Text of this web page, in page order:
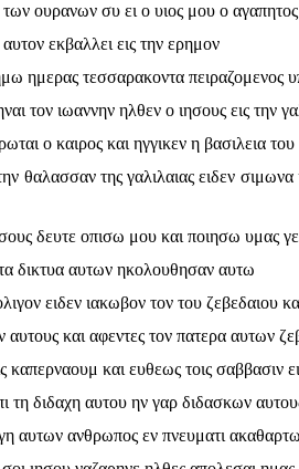
των ουρανων συ ει ο υιος μου ο
εκβαλλει εις την ερημον
ημερας τεσσαρακοντα πειραζομενος
τον ιωαννην ηλθεν ο ιησους εις την
ο καιρος και ηγγικεν η βασιλεια
θαλασσαν της γαλιλαιας ειδεν
δευτε οπισω μου και ποιησω υμας
δικτυα αυτων ηκολουθησαν αυτω
ειδεν ιακωβον τον του ζεβεδαιου
αυτους και αφεντες τον πατερα αυτων
καπερναουμ και ευθεως τοις σαββασιν
τη διδαχη αυτου ην γαρ διδασκων
αυτων ανθρωπος εν πνευματι